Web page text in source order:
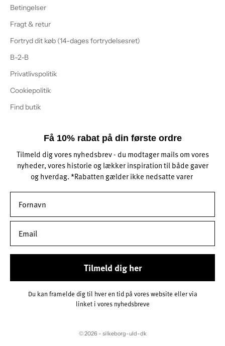
Betingelser
Fragt & retur
Fortryd dit køb (14-dages fortrydelsesret)
B-2-B
Privatlivspolitik
Cookiepolitik
Find butik
Få 10% rabat på din første ordre
Tilmeld dig vores nyhedsbrev - du modtager mails om vores
nyheder, vores historie og lækker inspiration til både gaver
og hverdag. *Rabatten gælder ikke nedsatte varer
Tilmeld dig her
Du kan framelde dig til hver en tid på vores website eller via
linket i vores nyhedsbreve
© 2026 - silkeborg-uld-dk